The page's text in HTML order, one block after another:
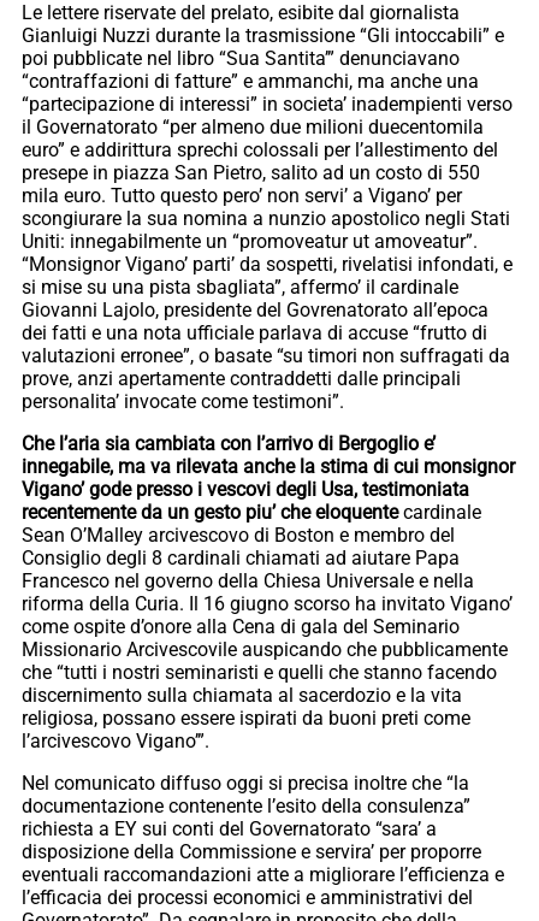
Le lettere riservate del prelato, esibite dal giornalista
Gianluigi Nuzzi durante la trasmissione “Gli intoccabili” e
poi pubblicate nel libro “Sua Santita’” denunciavano
“contraffazioni di fatture” e ammanchi, ma anche una
“partecipazione di interessi” in societa’ inadempienti verso
il Governatorato “per almeno due milioni duecentomila
euro” e addirittura sprechi colossali per l’allestimento del
presepe in piazza San Pietro, salito ad un costo di 550
mila euro. Tutto questo pero’ non servi’ a Vigano’ per
scongiurare la sua nomina a nunzio apostolico negli Stati
Uniti: innegabilmente un “promoveatur ut amoveatur”.
“Monsignor Vigano’ parti’ da sospetti, rivelatisi infondati, e
si mise su una pista sbagliata”, affermo’ il cardinale
Giovanni Lajolo, presidente del Govrenatorato all’epoca
dei fatti e una nota ufficiale parlava di accuse “frutto di
valutazioni erronee”, o basate “su timori non suffragati da
prove, anzi apertamente contraddetti dalle principali
personalita’ invocate come testimoni”.
Che l’aria sia cambiata con l’arrivo di Bergoglio e’
innegabile, ma va rilevata anche la stima di cui monsignor
Vigano’ gode presso i vescovi degli Usa, testimoniata
recentemente da un gesto piu’ che eloquentecardinale
Sean O’Malley arcivescovo di Boston e membro del
Consiglio degli 8 cardinali chiamati ad aiutare Papa
Francesco nel governo della Chiesa Universale e nella
riforma della Curia. Il 16 giugno scorso ha invitato Vigano’
come ospite d’onore alla Cena di gala del Seminario
Missionario Arcivescovile auspicando che pubblicamente
che “tutti i nostri seminaristi e quelli che stanno facendo
discernimento sulla chiamata al sacerdozio e la vita
religiosa, possano essere ispirati da buoni preti come
l’arcivescovo Vigano’”.
Nel comunicato diffuso oggi si precisa inoltre che “la
documentazione contenente l’esito della consulenza”
richiesta a EY sui conti del Governatorato “sara’ a
disposizione della Commissione e servira’ per proporre
eventuali raccomandazioni atte a migliorare l’efficienza e
l’efficacia dei processi economici e amministrativi del